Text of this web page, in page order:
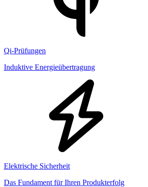
Qi-Prüfungen
Induktive Energieübertragung
Elektrische Sicherheit
Das Fundament für Ihren Produkterfolg